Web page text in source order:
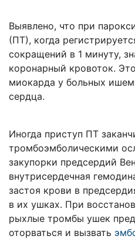
Выявлено, что при
(ПТ), когда
сокращений в 1 минуту,
коронарный кровоток.
миокарда у больных
сердца.
Иногда приступ ПТ
тромбоэмболическими
закупорки предсердий
внутрисердечная
застоя крови в
в их ушках. При
рыхлые тромбы ушек
оторваться и вызвать